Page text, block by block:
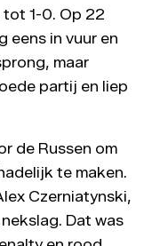
1-0. Op 22
eens in vuur en
maar
partij en liep
de Russen om
te maken.
Czerniatynski,
Dat was